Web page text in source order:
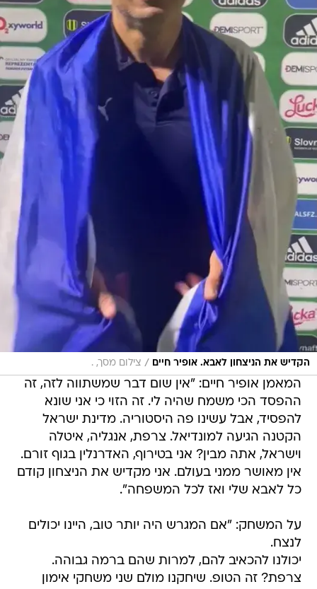
הקדיש את הניצחון לאבא. אופיר חיים / צילום מסך, .
המאמן אופיר חיים: "אין שום דבר שמשתווה לזה, זה
ההפסד הכי משמח שהיה לי. זה הזוי כי אני שונא
להפסיד, אבל עשינו פה היסטוריה. מדינת ישראל
הקטנה הגיעה למונדיאל. צרפת, אנגליה, איטלה
וישראל, אתה מבין? אני בטירוף, האדרנלין בגוף זורם.
אין מאושר ממני בעולם. אני מקדיש את הניצחון קודם
כל לאבא שלי ואז לכל המשפחה".
על המשחק: "אם המגרש היה יותר טוב, היינו יכולים
לנצח.
יכולנו להכאיב להם, למרות שהם ברמה גבוהה.
צרפת? זה הטופ. שיחקנו מולם שני משחקי אימון